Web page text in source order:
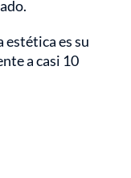
estética es su
a casi 10